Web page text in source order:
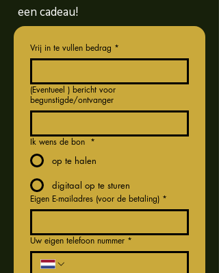
een cadeau!
Vrij in te vullen bedrag *
(Eventueel ) bericht voor
begunstigde/ontvanger
Ik wens de bon *
op te halen
digitaal op te sturen
Eigen E-mailadres (voor de betaling) *
Uw eigen telefoon nummer *